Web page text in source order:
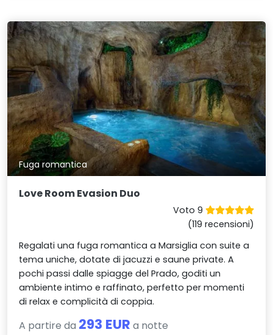
Fuga romantica
Love Room Evasion Duo
Voto 9
(119 recensioni)
Regalati una fuga romantica a Marsiglia con suite a
tema uniche, dotate di jacuzzi e saune private. A
pochi passi dalle spiagge del Prado, goditi un
ambiente intimo e raffinato, perfetto per momenti
di relax e complicità di coppia.
A partire da 293 EUR a notte